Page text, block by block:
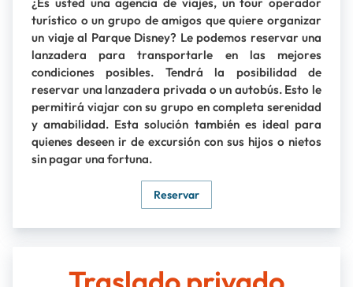
turístico o un grupo de amigos que quiere organizar
un viaje al Parque Disney? Le podemos reservar una
lanzadera para transportarle en las mejores
condiciones posibles. Tendrá la posibilidad de
reservar una lanzadera privada o un autobús. Esto le
permitirá viajar con su grupo en completa serenidad
y amabilidad. Esta solución también es ideal para
quienes deseen ir de excursión con sus hijos o nietos
sin pagar una fortuna.
Reservar